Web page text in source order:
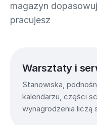
magazyn
pracujesz
Warsztaty i
Stanowiska,
kalendarzu, części
wynagrodzenia liczą